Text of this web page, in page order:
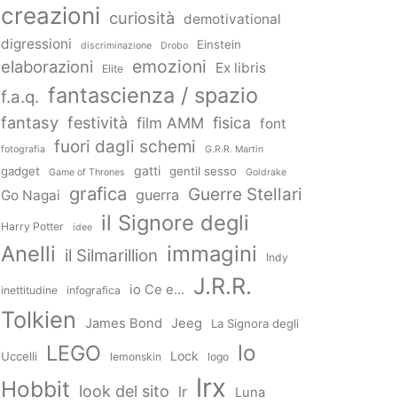
creazioni curiosità
demotivational
digressioni
discriminazione Drobo Einstein
elaborazioni Elite emozioni Ex libris
f.a.q. fantascienza / spazio
fantasy festività film AMM fisica font
fotografia fuori dagli schemi G.R.R. Martin
gadget Game of Thrones gatti gentil sesso Goldrake
Go Nagai grafica guerra Guerre Stellari
Harry Potter idee
il Signore degli
Anelli il Silmarillion immagini Indy
inettitudine infografica io Ce e...
J.R.R.
Tolkien
James Bond Jeeg La Signora degli
Uccelli LEGO lemonskin Lock logo
lo
Hobbit look del sito lr lrx Luna